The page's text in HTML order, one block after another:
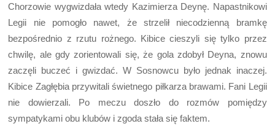
Chorzowie wygwizdała wtedy Kazimierza Deynę. Napastnikowi
Legii nie pomogło nawet, że strzelił niecodzienną bramkę
bezpośrednio z rzutu rożnego. Kibice cieszyli się tylko przez
chwilę, ale gdy zorientowali się, że gola zdobył Deyna, znowu
zaczęli buczeć i gwizdać. W Sosnowcu było jednak inaczej.
Kibice Zagłębia przywitali świetnego piłkarza brawami. Fani Legii
nie dowierzali. Po meczu doszło do rozmów pomiędzy
sympatykami obu klubów i zgoda stała się faktem.